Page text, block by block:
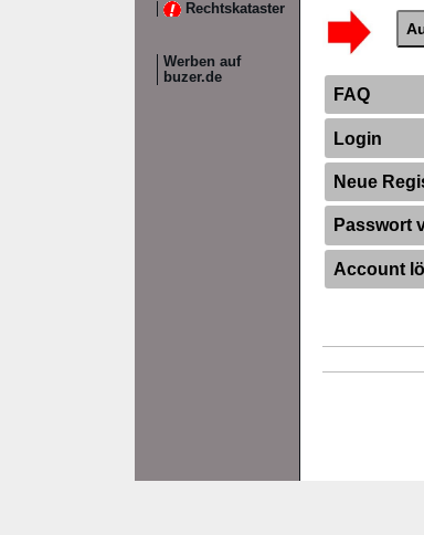
Rechtskataster
Werben auf
buzer.de
FAQ
Login
Neue
Passwort
Account